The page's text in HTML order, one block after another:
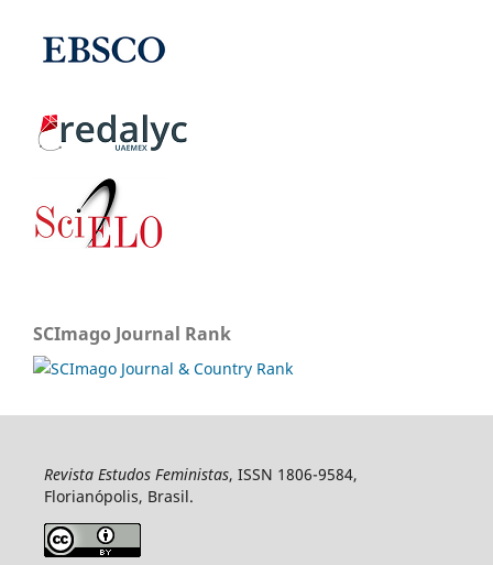
SCImago Journal Rank
Revista Estudos Feministas, ISSN 1806-9584,
Florianópolis, Brasil.